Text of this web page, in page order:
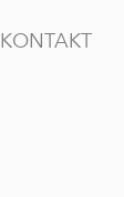
KONTAKT